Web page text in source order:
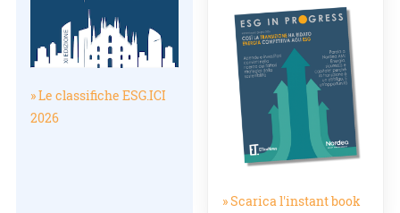
» Le classifiche ESG.ICI
2026
» Scarica l'instant book